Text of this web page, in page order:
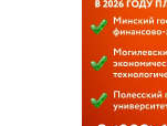
Пароль